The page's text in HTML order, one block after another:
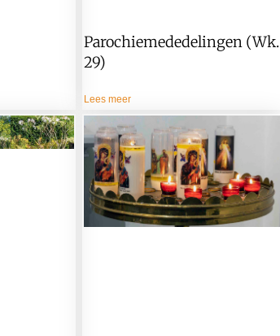
Parochiemededelingen (wk.
29)
Lees meer